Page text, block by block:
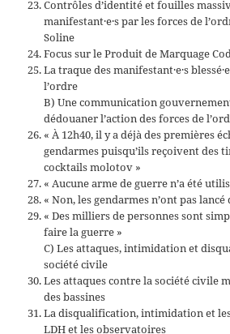
Contrôles d’identité et fouilles
manifestant·e·s par les forces de
Soline
Focus sur le Produit de Marquage
La traque des manifestant·e·s
l’ordre
B) Une communication
dédouaner l’action des forces de
« À 12h40, il y a déjà des premières
gendarmes puisqu’ils reçoivent des
cocktails molotov »
« Aucune arme de guerre n’a été
« Non, les gendarmes n’ont pas lancé
« Des milliers de personnes sont
faire la guerre »
C) Les attaques, intimidation et
société civile
Les attaques contre la société civile
des bassines
La disqualification, intimidation et
LDH et les observatoires